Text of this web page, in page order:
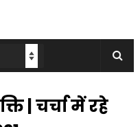
| चर्चा में रहे